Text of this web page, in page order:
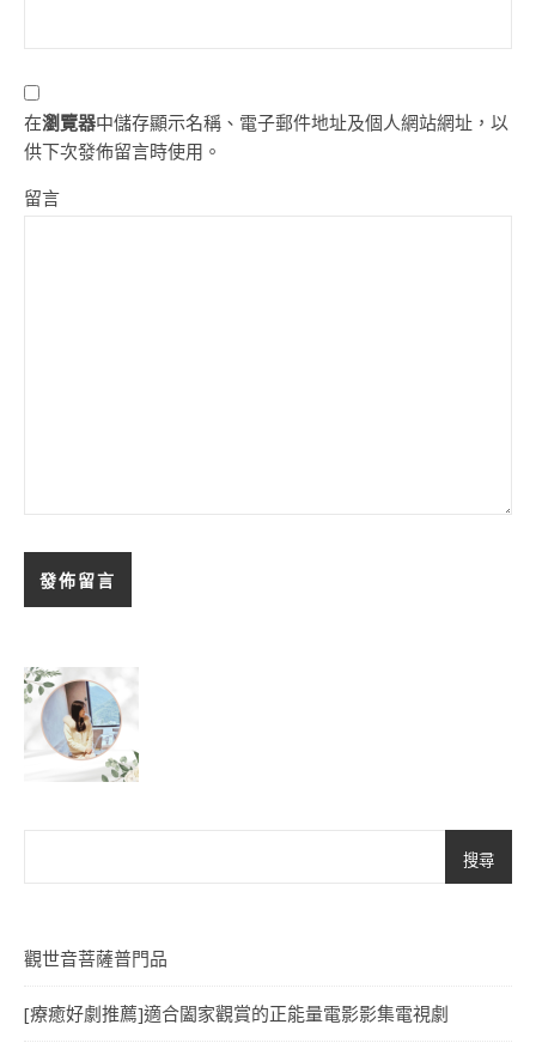
在瀏覽器中儲存顯示名稱、電子郵件地址及個人網站網址，以
供下次發佈留言時使用。
留言
搜尋
觀世音菩薩普門品
[療癒好劇推薦]適合闔家觀賞的正能量電影影集電視劇